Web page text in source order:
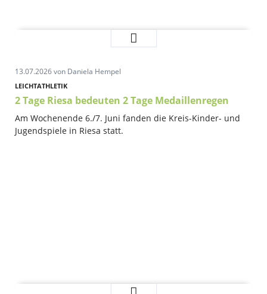
Elblandteams
den
EUROPE
in
13.07.2026von Daniela Hempel
LEICHTATHLETIK
2 Tage Riesa bedeuten 2 Tage Medaillenregen
Am Wochenende 6./7. Juni fanden die Kreis-Kinder- und
Jugendspiele in Riesa statt.